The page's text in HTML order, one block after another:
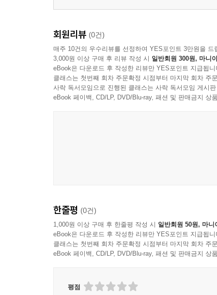
회원리뷰 (0건)
매주 10건의 우수리뷰를 선정하여 YES포인트 3만원을 드
3,000원 이상 구매 후 리뷰 작성 시 일반회원 300원, 마니
eBook은 다운로드 후 작성한 리뷰만 YES포인트 지급됩니
클래스는 첫번째 회차 주문확정 시점부터 마지막 회차 주
사락 독서모임으로 진행된 클래스는 사락 독서모임 게시
eBook 페이백, CD/LP, DVD/Blu-ray, 패션 및 판매금지 상
한줄평 (0건)
1,000원 이상 구매 후 한줄평 작성 시 일반회원 50원, 마니
eBook은 다운로드 후 작성한 리뷰만 YES포인트 지급됩니
클래스는 첫번째 회차 주문확정 시점부터 마지막 회차 주
eBook 페이백, CD/LP, DVD/Blu-ray, 패션 및 판매금지 상
평점